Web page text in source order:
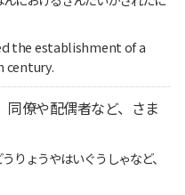
the establishment of a
century.
同僚や配偶者など、さま
りょうやはいぐうしゃなど、